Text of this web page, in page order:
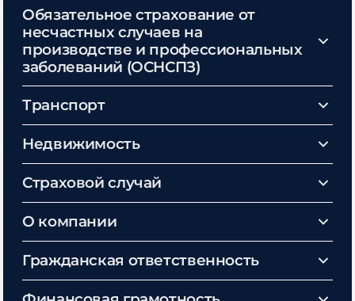
Обязательное страхование от
несчастных случаев на
производстве и профессиональных
заболеваний (ОСНСПЗ)
Транспорт
Недвижимость
Страховой случай
О компании
Гражданская ответственность